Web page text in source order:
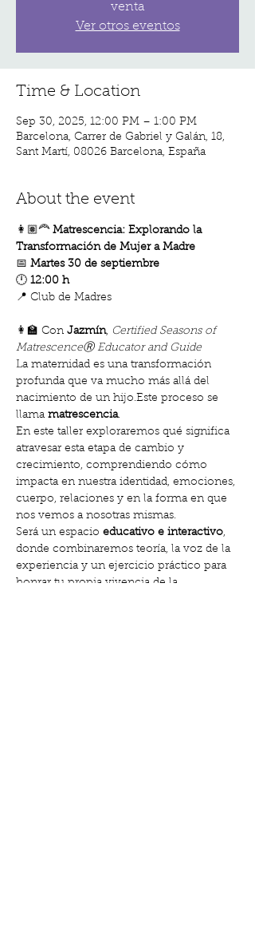
venta
Ver otros eventos
Time & Location
Sep 30, 2025, 12:00 PM – 1:00 PM
Barcelona, Carrer de Gabriel y Galán, 18,
Sant Martí, 08026 Barcelona, España
About the event
👩🏽‍🦰 Matrescencia: Explorando la
Transformación de Mujer a Madre
📅 Martes 30 de septiembre
🕛 12:00 h
📍 Club de Madres
👩‍🏫 Con Jazmín, Certified Seasons of
MatrescenceⓇ Educator and Guide
La maternidad es una transformación
profunda que va mucho más allá del
nacimiento de un hijo.Este proceso se
llama matrescencia.
En este taller exploraremos qué significa
atravesar esta etapa de cambio y
crecimiento, comprendiendo cómo
impacta en nuestra identidad, emociones,
cuerpo, relaciones y en la forma en que
nos vemos a nosotras mismas.
Será un espacio educativo e interactivo,
donde combinaremos teoría, la voz de la
experiencia y un ejercicio práctico para
honrar tu propia vivencia de la